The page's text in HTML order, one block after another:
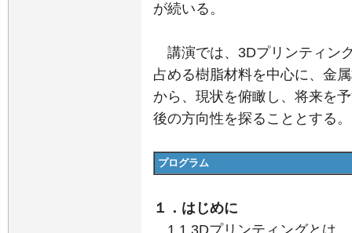
が続いる。
講演では、3Dプリンティン
占める樹脂材料を中心に、金
から、現状を俯瞰し、将来を
後の方向性を探ることとする。
プログラム
１．はじめに